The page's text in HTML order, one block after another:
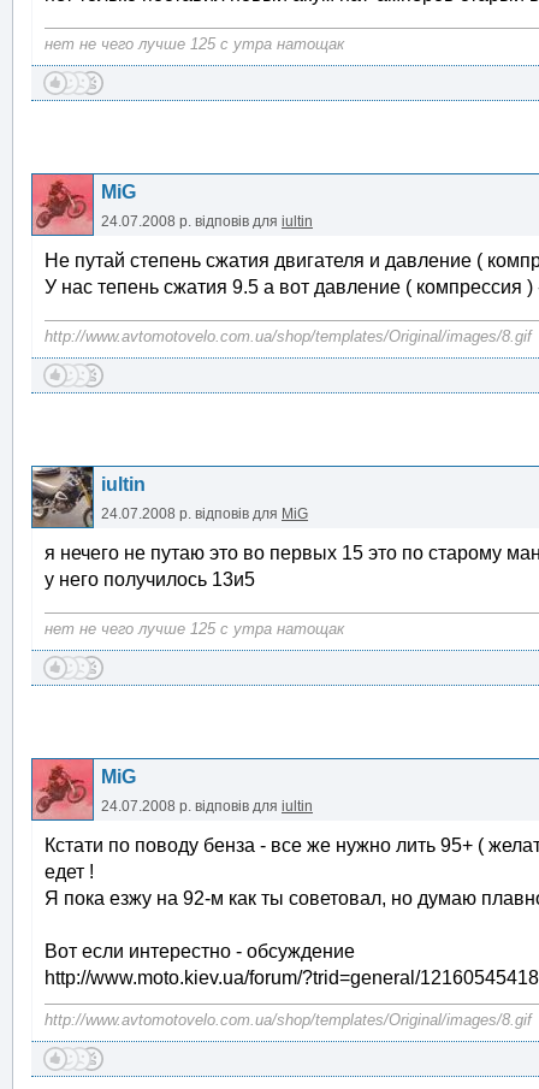
нет не чего лучше 125 с утра натощак
MiG
24.07.2008 р. відповів для iultin
Не путай степень сжатия двигателя и давление (
У нас тепень сжатия 9.5 а вот давление ( компрессия )
http://www.avtomotovelo.com.ua/shop/templates/Original/images/8.gif
iultin
24.07.2008 р. відповів для MiG
я нечего не путаю это во первых 15 это по старому
у него получилось 13и5
нет не чего лучше 125 с утра натощак
MiG
24.07.2008 р. відповів для iultin
Кстати по поводу бенза - все же нужно лить 95+ (
едет !
Я пока езжу на 92-м как ты советовал, но думаю
Вот если интерестно - обсуждение
http://www.moto.kiev.ua/forum/?trid=general/
http://www.avtomotovelo.com.ua/shop/templates/Original/images/8.gif